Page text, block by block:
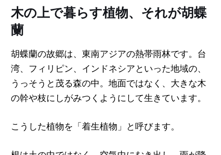
木の上で暮らす植物、それが胡蝶
蘭
胡蝶蘭の故郷は、東南アジアの熱帯雨林です。台
湾、フィリピン、インドネシアといった地域の、
うっそうと茂る森の中。地面ではなく、大きな木
の幹や枝にしがみつくようにして生きています。
こうした植物を「着生植物」と呼びます。